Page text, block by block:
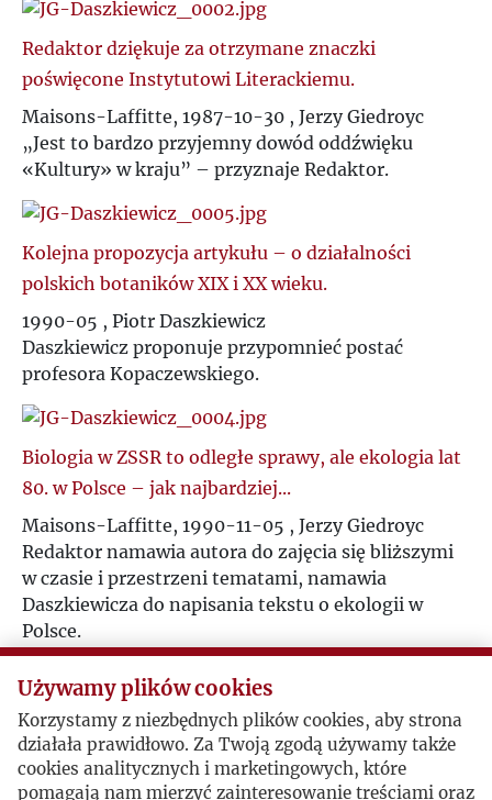
Ś
U
Z
Redaktor dziękuje za otrzymane znaczki
poświęcone Instytutowi Literackiemu.
Maisons-Laffitte, 1987-10-30 , Jerzy Giedroyc
„Jest to bardzo przyjemny dowód oddźwięku
«Kultury» w kraju” – przyznaje Redaktor.
Kolejna propozycja artykułu – o działalności
polskich botaników XIX i XX wieku.
1990-05 , Piotr Daszkiewicz
Daszkiewicz proponuje przypomnieć postać
profesora Kopaczewskiego.
Biologia w ZSSR to odległe sprawy, ale ekologia lat
80. w Polsce – jak najbardziej...
Maisons-Laffitte, 1990-11-05 , Jerzy Giedroyc
Redaktor namawia autora do zajęcia się bliższymi
w czasie i przestrzeni tematami, namawia
Daszkiewicza do napisania tekstu o ekologii w
Polsce.
Dziękując za Kopaczewskiego Redaktor pyta o
Kazimierza Funka.
Maisons-Laffitte, 1992-06-03 , Jerzy Giedroyc
Używamy plików cookies
Korzystamy z niezbędnych plików cookies, aby strona
działała prawidłowo. Za Twoją zgodą używamy także
cookies analitycznych i marketingowych, które
pomagają nam mierzyć zainteresowanie treściami oraz